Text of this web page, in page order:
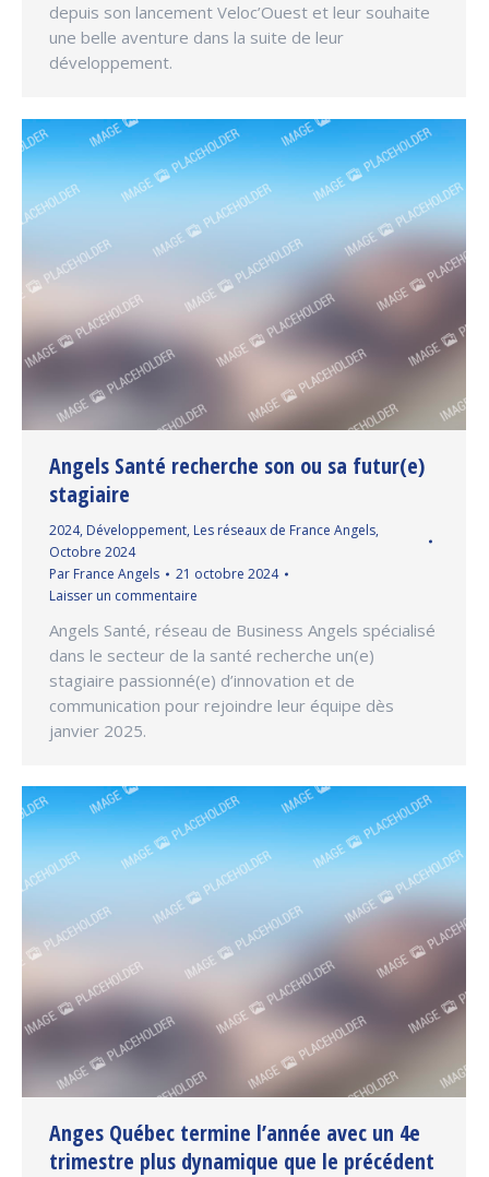
depuis son lancement Veloc’Ouest et leur souhaite
une belle aventure dans la suite de leur
développement.
Angels Santé recherche son ou sa futur(e)
stagiaire
2024, Développement, Les réseaux de France Angels,
Octobre 2024
Par France Angels
21 octobre 2024
Laisser un commentaire
Angels Santé, réseau de Business Angels spécialisé
dans le secteur de la santé recherche un(e)
stagiaire passionné(e) d’innovation et de
communication pour rejoindre leur équipe dès
janvier 2025.
Anges Québec termine l’année avec un 4e
trimestre plus dynamique que le précédent